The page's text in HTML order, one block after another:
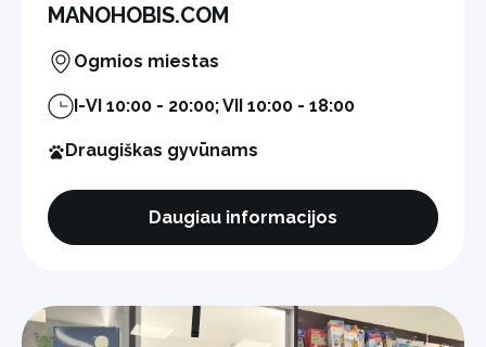
MANOHOBIS.COM
Ogmios miestas
I-VI 10:00 - 20:00; VII 10:00 - 18:00
Draugiškas gyvūnams
Daugiau informacijos